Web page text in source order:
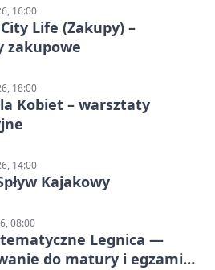
16:00
Life (Zakupy) –
zakupowe
18:00
Kobiet – warsztaty
14:00
Kajakowy
08:00
Legnica —
do matury i egzaminu